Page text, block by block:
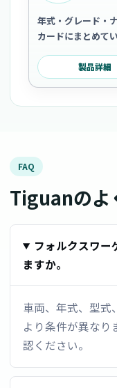
年式・グレード・
カードにまとめてい
製品詳細
FAQ
Tiguanのよ
フォルクスワ
ますか。
車両、年式、型式
より条件が異なり
認ください。